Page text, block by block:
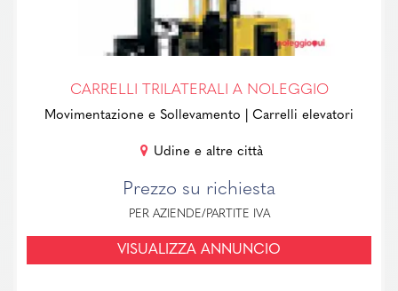
CARRELLI TRILATERALI A NOLEGGIO
Movimentazione e Sollevamento | Carrelli elevatori
Udine e altre città
Prezzo su richiesta
PER AZIENDE/PARTITE IVA
VISUALIZZA ANNUNCIO